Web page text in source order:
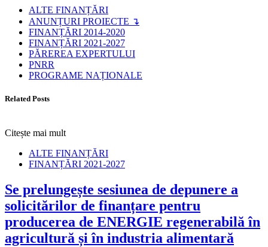
ALTE FINANȚĂRI
ANUNȚURI PROIECTE ↴
FINANȚĂRI 2014-2020
FINANȚĂRI 2021-2027
PĂREREA EXPERTULUI
PNRR
PROGRAME NAȚIONALE
Related Posts
Citește mai mult
ALTE FINANȚĂRI
FINANȚĂRI 2021-2027
Se prelungește sesiunea de depunere a
solicitărilor de finanțare pentru
producerea de ENERGIE regenerabilă în
agricultură și în industria alimentară